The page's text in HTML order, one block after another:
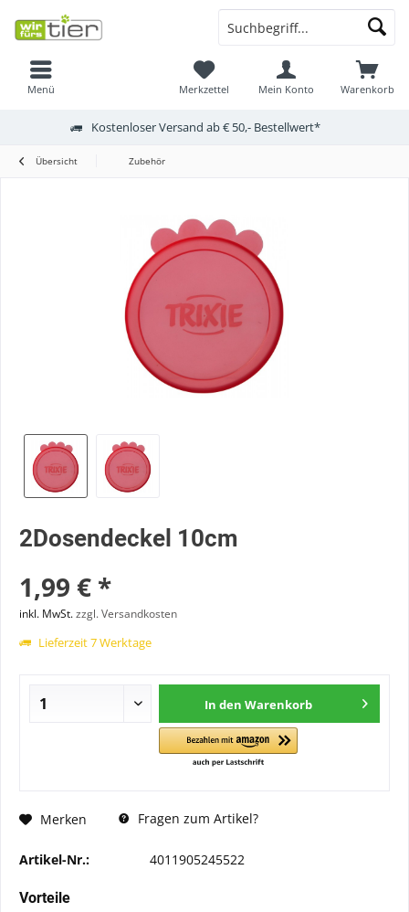
Menü Warenkorb
Merkzettel Mein Konto
Kostenloser Versand ab € 50,- Bestellwert*
Übersicht Zubehör
2Dosendeckel 10cm
1,99 € *
inkl. MwSt.zzgl. Versandkosten
Lieferzeit 7 Werktage
In den Warenkorb
Merken Fragen zum Artikel?
Artikel-Nr.: 4011905245522
Vorteile